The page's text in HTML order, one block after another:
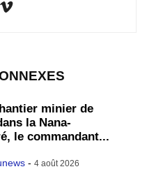
minier de
la Nana-
le commandant...
- 4 août 2026